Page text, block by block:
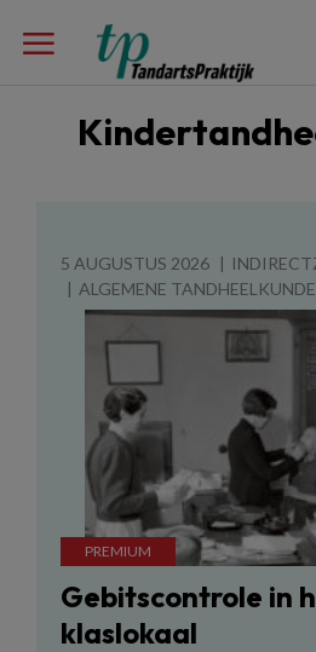
5 AUGUSTUS 2026
ALGEMENE TANDHEELKUNDE
Gebitscontrole in
klaslokaal